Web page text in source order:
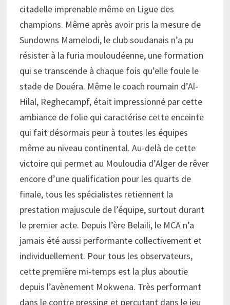
citadelle imprenable même en Ligue des
champions. Même après avoir pris la mesure de
Sundowns Mamelodi, le club soudanais n’a pu
résister à la furia mouloudéenne, une formation
qui se transcende à chaque fois qu’elle foule le
stade de Douéra. Même le coach roumain d’Al-
Hilal, Reghecampf, était impressionné par cette
ambiance de folie qui caractérise cette enceinte
qui fait désormais peur à toutes les équipes
même au niveau continental. Au-delà de cette
victoire qui permet au Mouloudia d’Alger de rêver
encore d’une qualification pour les quarts de
finale, tous les spécialistes retiennent la
prestation majuscule de l’équipe, surtout durant
le premier acte. Depuis l’ère Belaili, le MCA n’a
jamais été aussi performante collectivement et
individuellement. Pour tous les observateurs,
cette première mi-temps est la plus aboutie
depuis l’avènement Mokwena. Très performant
dans le contre pressing et percutant dans le jeu